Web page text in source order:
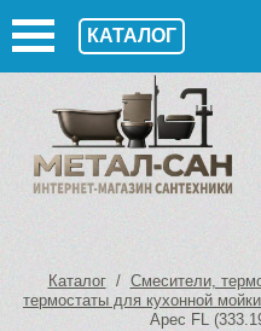
КАТАЛОГ
Каталог/ Смесители,
термостаты для кухонной мойки
Арес FL